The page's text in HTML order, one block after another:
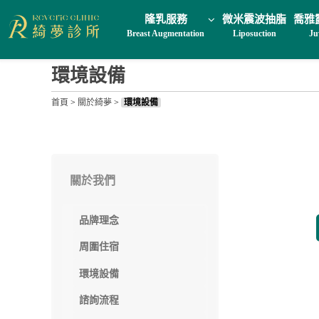
隆乳服務
Breast Augmentation
微米震波抽脂
Liposuction
喬雅
環境設備
首頁 > 關於綺夢 > 環境設備
關於我們
品牌理念
周圍住宿
環境設備
諮詢流程